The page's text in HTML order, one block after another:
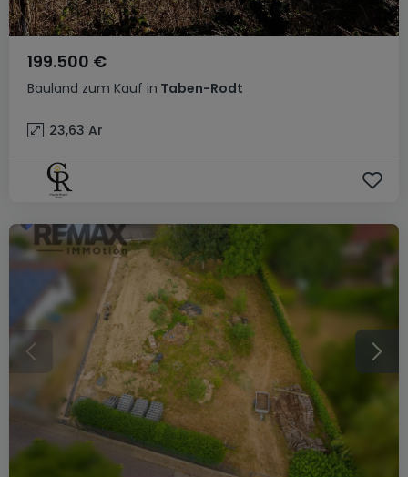
Bauland zum Kauf in Taben-Rodt
199.500 €
23,63 Ar